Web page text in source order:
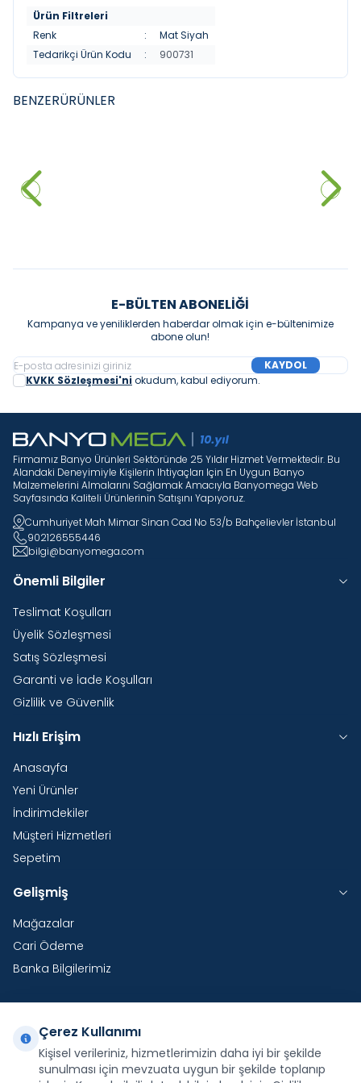
Ürün Filtreleri
Renk
:
Mat Siyah
Tedarikçi Ürün Kodu
: 900731
BENZERÜRÜNLER
3.000,00
E-BÜLTEN ABONELIĞI
Kampanya ve yeniliklerden haberdar olmak için e-bültenimize
abone olun!
KAYDOL
KVKK Sözleşmesi'ni okudum, kabul ediyorum.
Firmamız Banyo Ürünleri Sektöründe 25 Yıldır Hizmet Vermektedir. Bu
Alandaki Deneyimiyle Kişilerin Ihtiyaçları Için En Uygun Banyo
Malzemelerini Almalarını Sağlamak Amacıyla Banyomega Web
Sayfasında Kaliteli Ürünlerinin Satışını Yapıyoruz.
Cumhuriyet Mah Mimar Sinan Cad No 53/b Bahçelievler İstanbul
902126555446
bilgi@banyomega.com
Önemli Bilgiler
Teslimat Koşulları
Üyelik Sözleşmesi
Satış Sözleşmesi
Garanti ve İade Koşulları
Gizlilik ve Güvenlik
Hızlı Erişim
Anasayfa
Yeni Ürünler
İndirimdekiler
Müşteri Hizmetleri
Sepetim
Gelişmiş
Mağazalar
Cari Ödeme
Banka Bilgilerimiz
Yurtdışı Kargo
Şirketimiz E-Fatura ve E-Arşiv Fatura uygulaması
Çerez Kullanımı
Kişisel verileriniz, hizmetlerimizin daha iyi bir şekilde
sunulması için mevzuata uygun bir şekilde toplanıp